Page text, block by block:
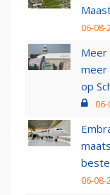
06-08-
meer
op
06-08-